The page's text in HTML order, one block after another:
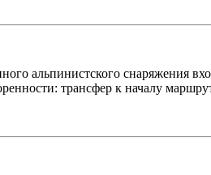
альпинистского снаряжения
трансфер к началу